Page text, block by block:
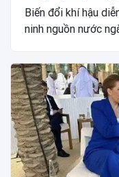
Biến đổi khí hậu
ninh nguồn nước